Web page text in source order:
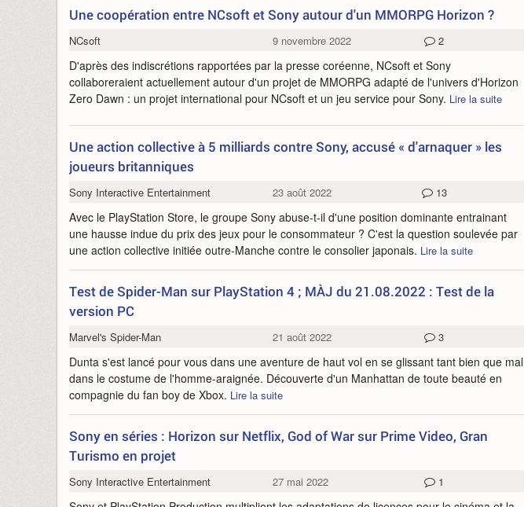
Une coopération entre NCsoft et Sony autour d'un MMORPG Horizon ?
NCsoft 9 novembre 2022 2
D'après des indiscrétions rapportées par la presse coréenne, NCsoft et Sony
collaboreraient actuellement autour d'un projet de MMORPG adapté de l'univers d'Horizon
Zero Dawn : un projet international pour NCsoft et un jeu service pour Sony. Lire la suite
Une action collective à 5 milliards contre Sony, accusé « d'arnaquer » les
joueurs britanniques
Sony Interactive Entertainment 23 août 2022 13
Avec le PlayStation Store, le groupe Sony abuse-t-il d'une position dominante entrainant
une hausse indue du prix des jeux pour le consommateur ? C'est la question soulevée par
une action collective initiée outre-Manche contre le consolier japonais. Lire la suite
Test de Spider-Man sur PlayStation 4 ; MÀJ du 21.08.2022 : Test de la
version PC
Marvel's Spider-Man 21 août 2022 3
Dunta s'est lancé pour vous dans une aventure de haut vol en se glissant tant bien que mal
dans le costume de l'homme-araignée. Découverte d'un Manhattan de toute beauté en
compagnie du fan boy de Xbox. Lire la suite
Sony en séries : Horizon sur Netflix, God of War sur Prime Video, Gran
Turismo en projet
Sony Interactive Entertainment 27 mai 2022 1